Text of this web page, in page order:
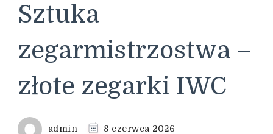
Sztuka
zegarmistrzostwa –
złote zegarki IWC
admin 8 czerwca 2026